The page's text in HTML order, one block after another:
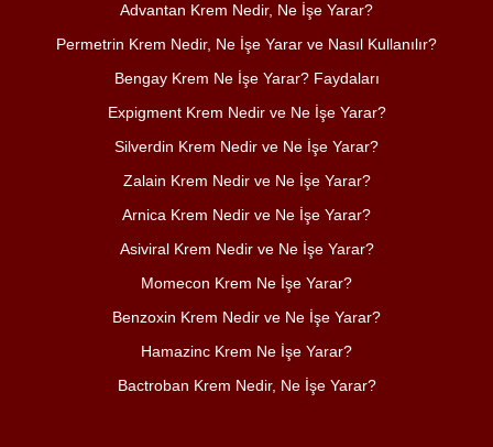
Advantan Krem Nedir, Ne İşe Yarar?
Permetrin Krem Nedir, Ne İşe Yarar ve Nasıl Kullanılır?
Bengay Krem Ne İşe Yarar? Faydaları
Expigment Krem Nedir ve Ne İşe Yarar?
Silverdin Krem Nedir ve Ne İşe Yarar?
Zalain Krem Nedir ve Ne İşe Yarar?
Arnica Krem Nedir ve Ne İşe Yarar?
Asiviral Krem Nedir ve Ne İşe Yarar?
Momecon Krem Ne İşe Yarar?
Benzoxin Krem Nedir ve Ne İşe Yarar?
Hamazinc Krem Ne İşe Yarar?
Bactroban Krem Nedir, Ne İşe Yarar?